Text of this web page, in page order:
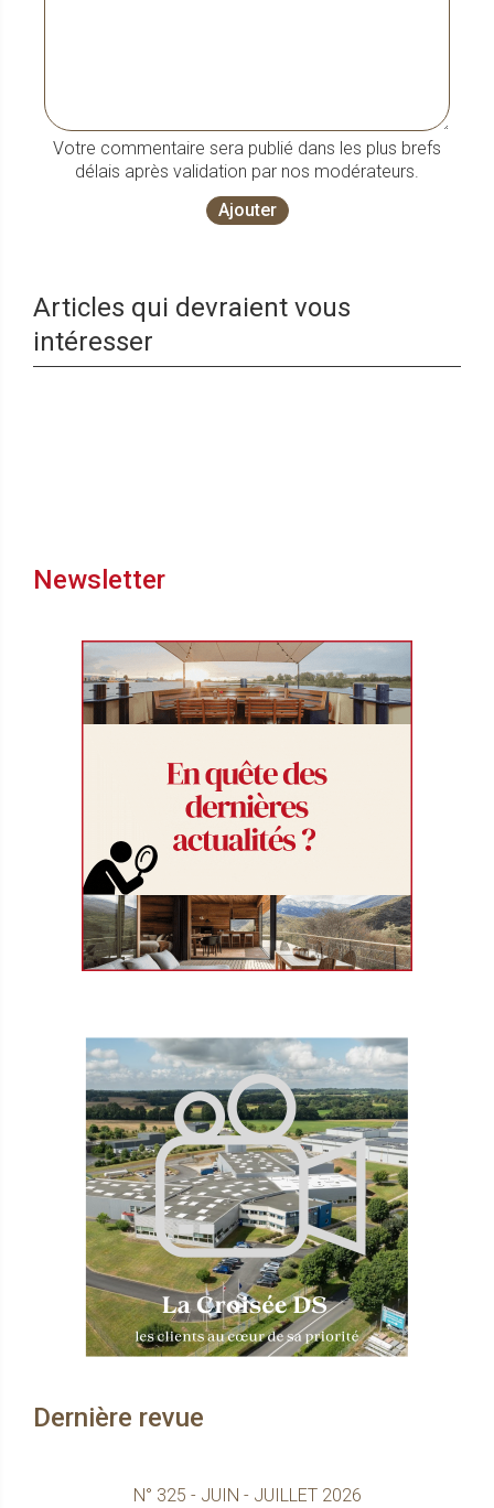
Votre commentaire sera publié dans les plus brefs
délais après validation par nos modérateurs.
Ajouter
Articles qui devraient vous
intéresser
Newsletter
Dernière revue
N° 325 - JUIN - JUILLET 2026